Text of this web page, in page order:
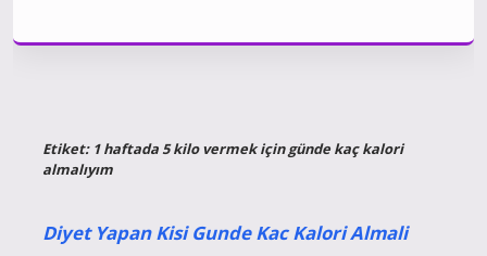
Etiket: 1 haftada 5 kilo vermek için günde kaç kalori
almalıyım
Diyet Yapan Kisi Gunde Kac Kalori Almali